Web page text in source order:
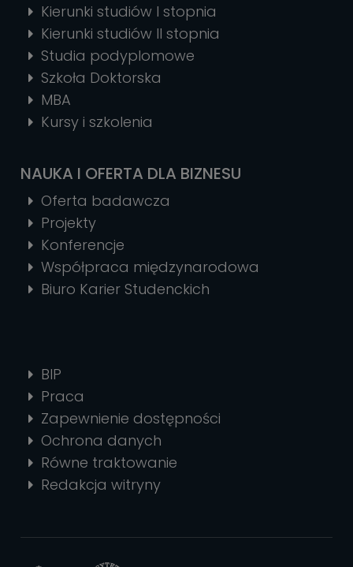
Kierunki studiów I stopnia
Kierunki studiów II stopnia
Studia podyplomowe
Szkoła Doktorska
MBA
Kursy i szkolenia
NAUKA I OFERTA DLA BIZNESU
Oferta badawcza
Projekty
Konferencje
Współpraca międzynarodowa
Biuro Karier Studenckich
BIP
Praca
Zapewnienie dostępności
Ochrona danych
Równe traktowanie
Redakcja witryny